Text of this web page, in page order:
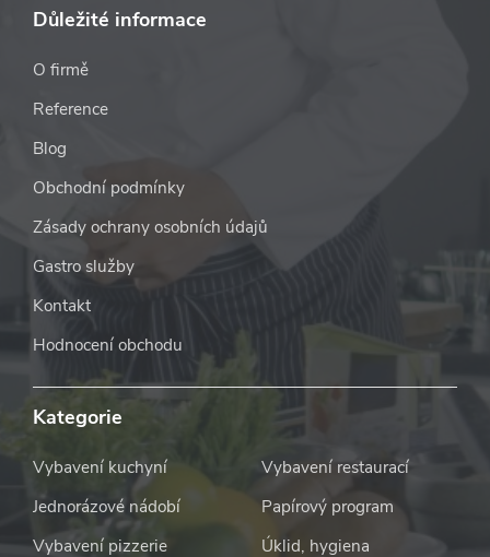
Důležité informace
O firmě
Reference
Blog
Obchodní podmínky
Zásady ochrany osobních údajů
Gastro služby
Kontakt
Hodnocení obchodu
Kategorie
Vybavení kuchyní
Vybavení restaurací
Jednorázové nádobí
Papírový program
Vybavení pizzerie
Úklid, hygiena